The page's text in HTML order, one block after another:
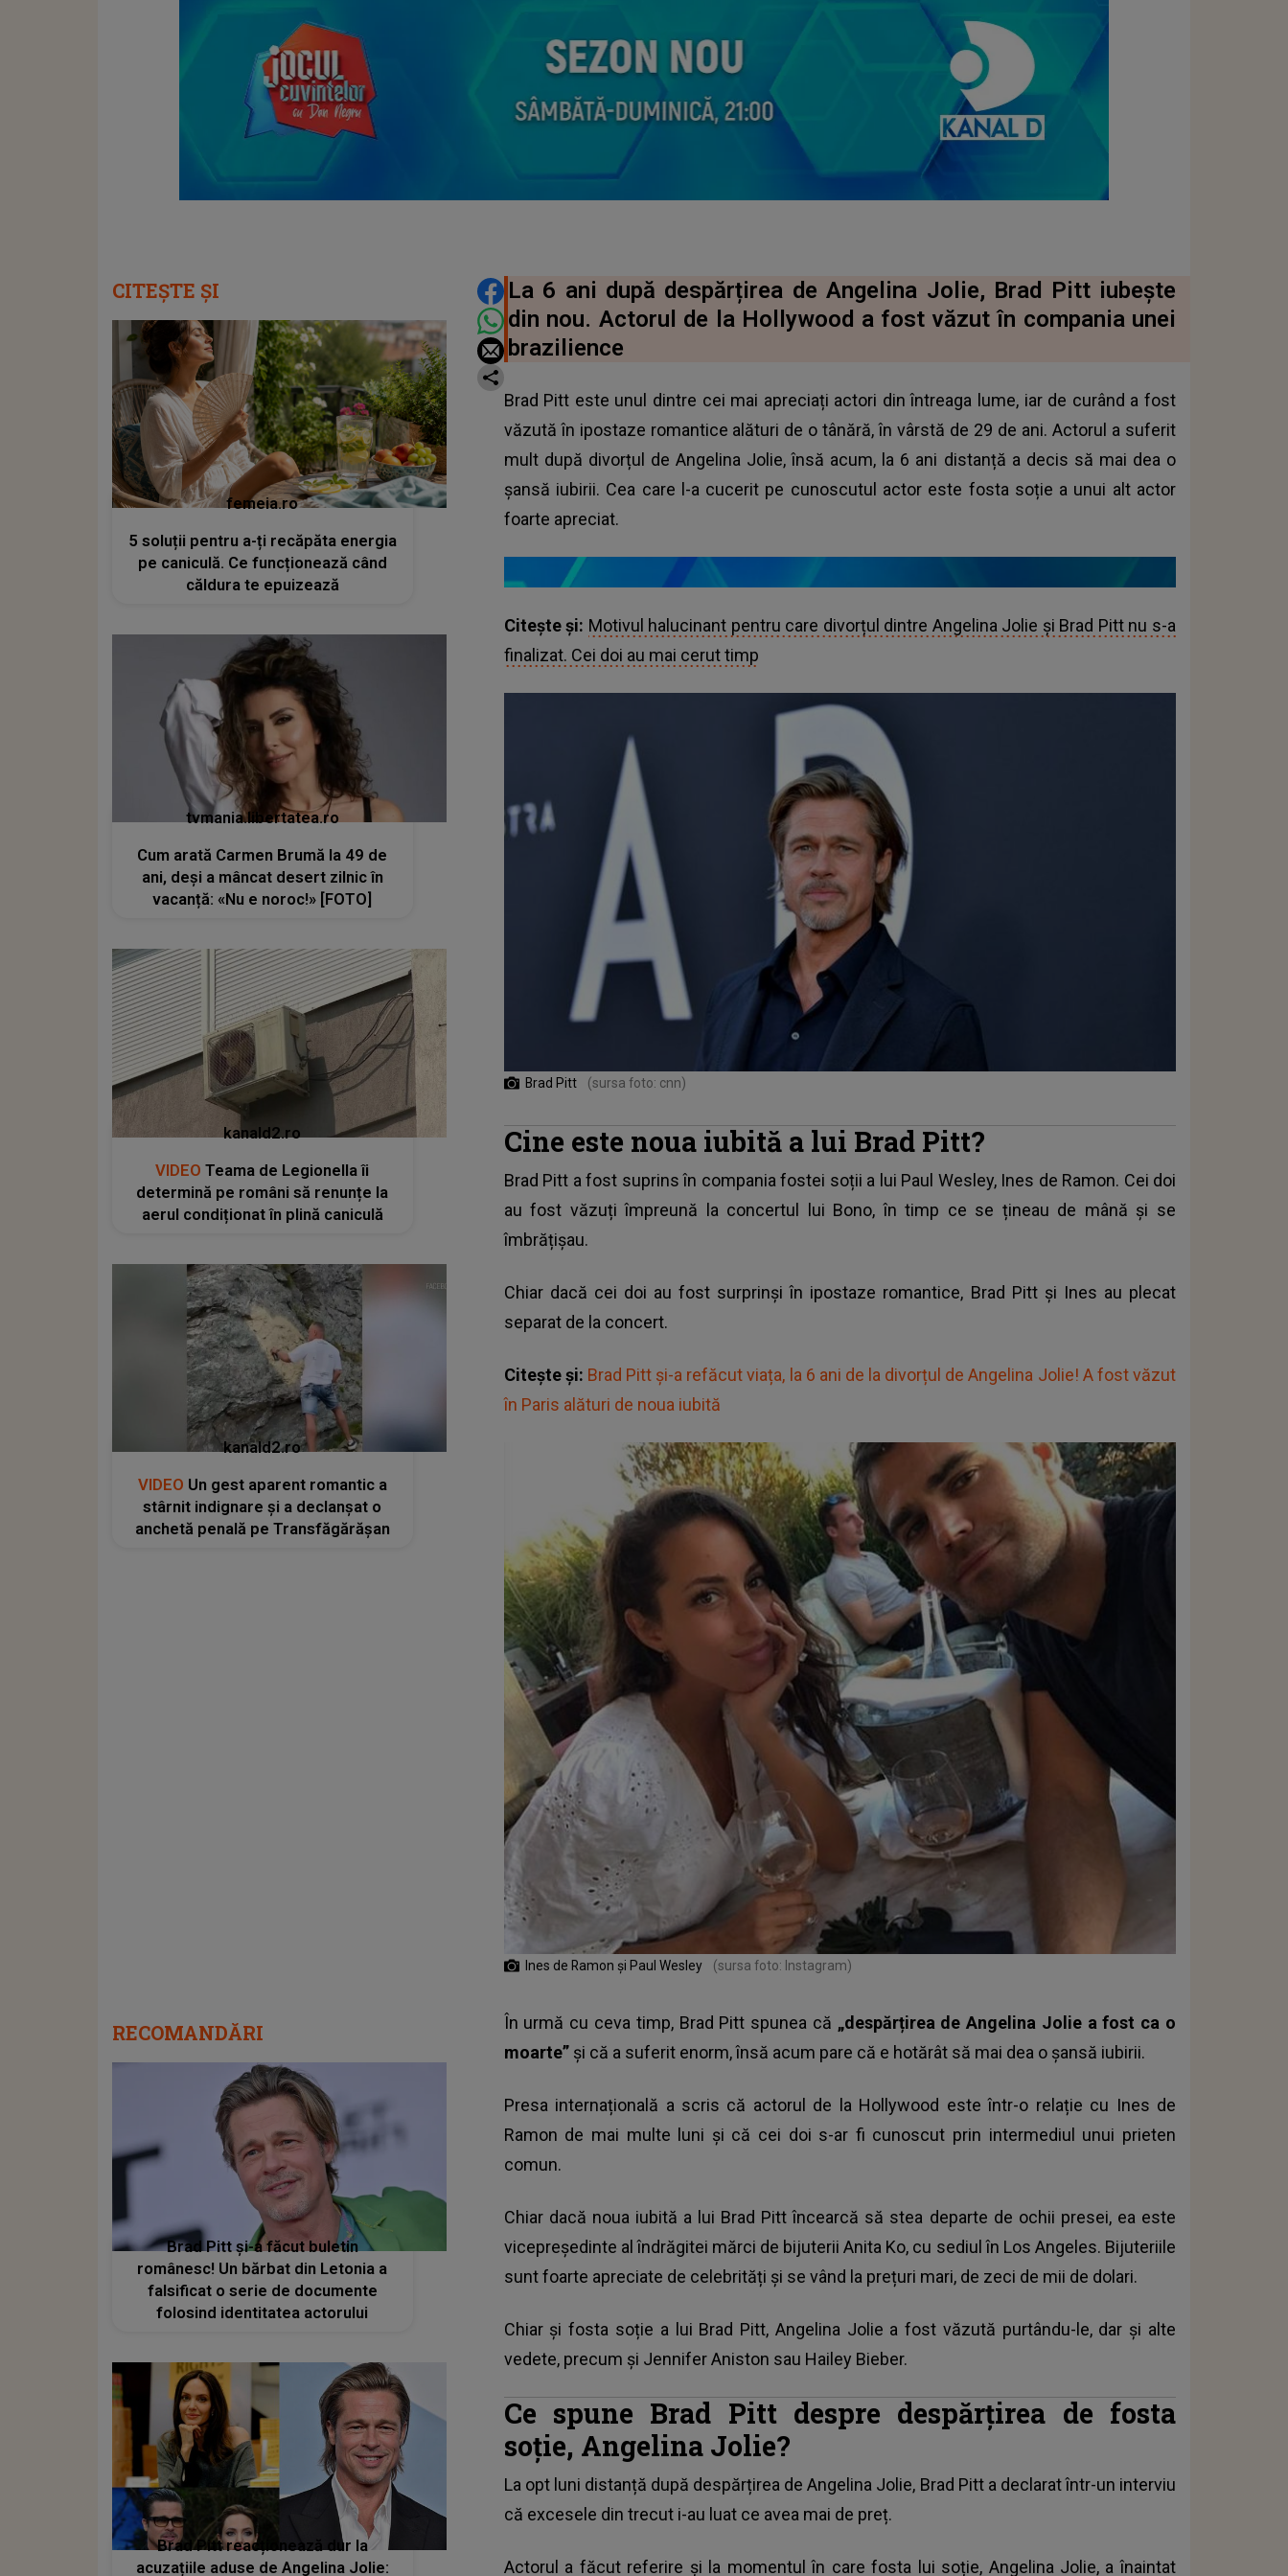
DISTRIBUIE ARTICOLUL
La 6 ani după despărțirea de Angelina Jolie, Brad Pitt iubește
din nou. Actorul de la Hollywood a fost văzut în compania unei
brazilience
Brad Pitt este unul dintre cei mai apreciați actori din întreaga lume, iar de curând a fost
văzută în ipostaze romantice alături de o tânără, în vârstă de 29 de ani. Actorul a suferit
mult după divorțul de Angelina Jolie, însă acum, la 6 ani distanță a decis să mai dea o
șansă iubirii. Cea care l-a cucerit pe cunoscutul actor este fosta soție a unui alt actor
foarte apreciat.
Citește și: Motivul halucinant pentru care divorțul dintre Angelina Jolie și Brad Pitt nu s-a
finalizat. Cei doi au mai cerut timp
Brad Pitt (sursa foto: cnn)
Cine este noua iubită a lui Brad Pitt?
Brad Pitt a fost suprins în compania fostei soții a lui Paul Wesley, Ines de Ramon. Cei doi
au fost văzuți împreună la concertul lui Bono, în timp ce se țineau de mână și se
îmbrățișau.
Chiar dacă cei doi au fost surprinși în ipostaze romantice, Brad Pitt și Ines au plecat
separat de la concert.
Citește și: Brad Pitt și-a refăcut viața, la 6 ani de la divorțul de Angelina Jolie! A fost văzut
în Paris alături de noua iubită
Ines de Ramon și Paul Wesley (sursa foto: Instagram)
În urmă cu ceva timp, Brad Pitt spunea că „despărțirea de Angelina Jolie a fost ca o
moarte” și că a suferit enorm, însă acum pare că e hotărât să mai dea o șansă iubirii.
Presa internațională a scris că actorul de la Hollywood este într-o relație cu Ines de
Ramon de mai multe luni și că cei doi s-ar fi cunoscut prin intermediul unui prieten
comun.
Chiar dacă noua iubită a lui Brad Pitt încearcă să stea departe de ochii presei, ea este
vicepreședinte al îndrăgitei mărci de bijuterii Anita Ko, cu sediul în Los Angeles. Bijuteriile
sunt foarte apreciate de celebrități și se vând la prețuri mari, de zeci de mii de dolari.
Chiar și fosta soție a lui Brad Pitt, Angelina Jolie a fost văzută purtându-le, dar și alte
vedete, precum și Jennifer Aniston sau Hailey Bieber.
Ce spune Brad Pitt despre despărțirea de fosta
soție, Angelina Jolie?
La opt luni distanță după despărțirea deAngelina Jolie, Brad Pitt a declarat într-un interviu
că excesele din trecut i-au luat ce avea mai de preț.
Actorul a făcut referire și la momentul în care fosta lui soție, Angelina Jolie, a înaintat
CITEȘTE ȘI
femeia.ro
5 soluții pentru a-ți recăpăta energia
pe caniculă. Ce funcționează când
căldura te epuizează
tvmania.libertatea.ro
Cum arată Carmen Brumă la 49 de
ani, deși a mâncat desert zilnic în
vacanță: «Nu e noroc!» [FOTO]
kanald2.ro
VIDEO Teama de Legionella îi
determină pe români să renunțe la
aerul condiționat în plină caniculă
kanald2.ro
VIDEO Un gest aparent romantic a
stârnit indignare și a declanșat o
anchetă penală pe Transfăgărășan
RECOMANDĂRI
Brad Pitt și-a făcut buletin
românesc! Un bărbat din Letonia a
falsificat o serie de documente
folosind identitatea actorului
Brad Pitt reacționează dur la
acuzațiile aduse de Angelina Jolie: